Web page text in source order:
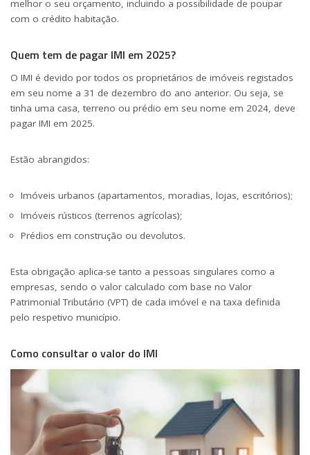
melhor o seu orçamento, incluindo a possibilidade de poupar
com o crédito habitação.
Quem tem de pagar IMI em 2025?
O IMI é devido por todos os proprietários de imóveis registados
em seu nome a 31 de dezembro do ano anterior. Ou seja, se
tinha uma casa, terreno ou prédio em seu nome em 2024, deve
pagar IMI em 2025.
Estão abrangidos:
Imóveis urbanos (apartamentos, moradias, lojas, escritórios);
Imóveis rústicos (terrenos agrícolas);
Prédios em construção ou devolutos.
Esta obrigação aplica-se tanto a pessoas singulares como a
empresas, sendo o valor calculado com base no Valor
Patrimonial Tributário (VPT) de cada imóvel e na taxa definida
pelo respetivo município.
Como consultar o valor do IMI